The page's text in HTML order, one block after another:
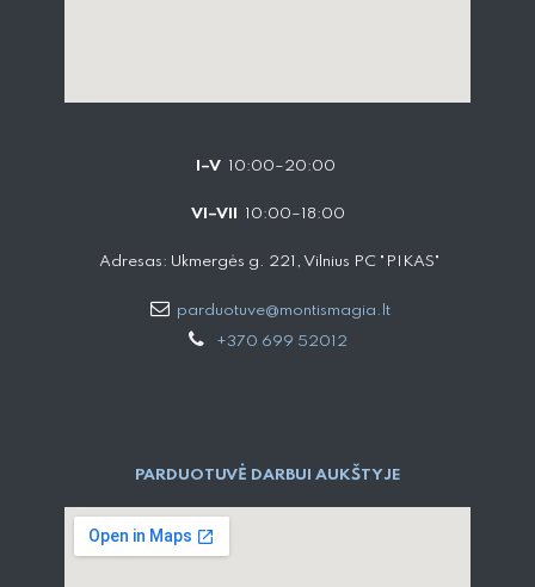
I–V 10:00–20:00
VI–VII 10:00–18:00
Adresas: Ukmergės g. 221, Vilnius PC "PIKAS"
parduotuve@montismagia.lt
+370 699 52012
PARDUOTUVĖ DARBUI AUKŠTYJE